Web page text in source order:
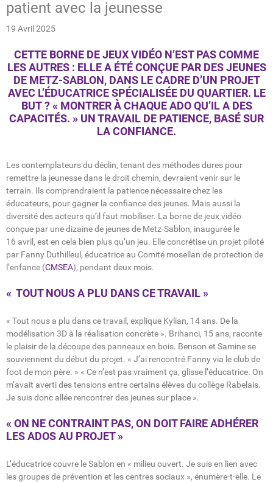
patient avec la jeunesse
19 Avril 2025
CETTE BORNE DE JEUX VIDÉO N’EST PAS COMME
LES AUTRES : ELLE A ÉTÉ CONÇUE PAR DES JEUNES
DE METZ-SABLON, DANS LE CADRE D’UN PROJET
AVEC L’ÉDUCATRICE SPÉCIALISÉE DU QUARTIER. LE
BUT ? « MONTRER À CHAQUE ADO QU’IL A DES
CAPACITÉS. » UN TRAVAIL DE PATIENCE, BASÉ SUR
LA CONFIANCE.
Les contemplateurs du déclin, tenant des méthodes dures pour
remettre la jeunesse dans le droit chemin, devraient venir sur le
terrain. Ils comprendraient la patience nécessaire chez les
éducateurs, pour gagner la confiance des jeunes. Mais aussi la
diversité des acteurs qu’il faut mobiliser. La borne de jeux vidéo
conçue par une dizaine de jeunes de Metz-Sablon, inaugurée le
16 avril, est en cela bien plus qu’un jeu. Elle concrétise un projet piloté
par Fanny Duthilleul, éducatrice au Comité mosellan de protection de
l’enfance (CMSEA), pendant deux mois.
« TOUT NOUS A PLU DANS CE TRAVAIL »
« Tout nous a plu dans ce travail, explique Kylian, 14 ans. De la
modélisation 3D à la réalisation concrète ». Brihanci, 15 ans, raconte
le plaisir de la découpe des panneaux en bois. Benson et Samine se
souviennent du début du projet. « J’ai rencontré Fanny via le club de
foot de mon père. » « Ce n’est pas vraiment ça, glisse l’éducatrice. On
m’avait averti des tensions entre certains élèves du collège Rabelais.
Je suis donc allée rencontrer des jeunes sur place ».
« ON NE CONTRAINT PAS, ON DOIT FAIRE ADHÉRER
LES ADOS AU PROJET »
L’éducatrice couvre le Sablon en « milieu ouvert. Je suis en lien avec
les groupes de prévention et les centres sociaux », énumère-t-elle. Le